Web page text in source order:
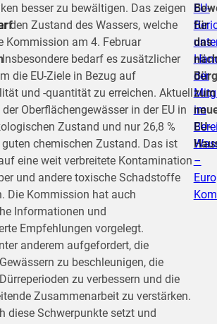
besser zu bewältigen. Das zeigen
den Zustand des Wassers, welche
Kommission am 4. Februar
bedarf es zusätzlicher
die EU-Ziele in Bezug auf
und -quantität zu erreichen. Aktuell
Oberflächengewässer in der EU in
Zustand und nur 26,8 %
guten chemischen Zustand. Das ist
eine weit verbreitete Kontamination
und andere toxische Schadstoffe
Die Kommission hat auch
Informationen und
Empfehlungen vorgelegt.
anderem aufgefordert, die
zu beschleunigen, die
zu verbessern und die
Zusammenarbeit zu verstärken.
diese Schwerpunkte setzt und
EU-
der
im
–
für
das
zum
EU-